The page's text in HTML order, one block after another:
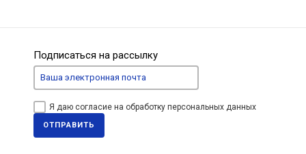
Подписаться на рассылку
Я даю согласие на обработку персональных данных
ОТПРАВИТЬ